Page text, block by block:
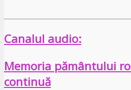
Canalul audio:
Memoria pământului
continuă